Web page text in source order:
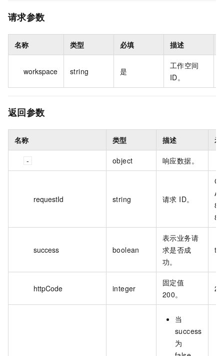
请求参数
名称 类型 必填 描述
workspace string 是
工作空间
ID。
返回参数
名称 类型 描述 示
object 响应数据。
requestId string 请求 ID。
success boolean
表示业务请
求是否成
功。
httpCode integer
固定值
200。
当
success
为